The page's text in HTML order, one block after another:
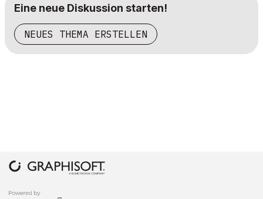
Eine neue Diskussion starten!
NEUES THEMA ERSTELLEN